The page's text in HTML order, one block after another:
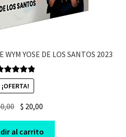
WYM YOSE DE LOS SANTOS 2023
en
5.00de 5
¡OFERTA!
Original
was:
$ 20,00
is:
al carrito